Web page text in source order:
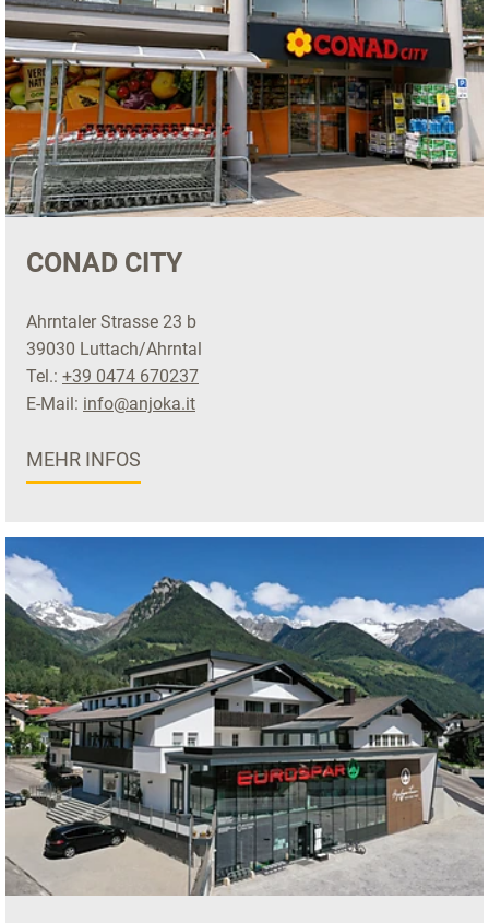
CONAD CITY
Ahrntaler Strasse 23 b
39030 Luttach/Ahrntal
Tel.: +39 0474 670237
E-Mail: info@anjoka.it
MEHR INFOS